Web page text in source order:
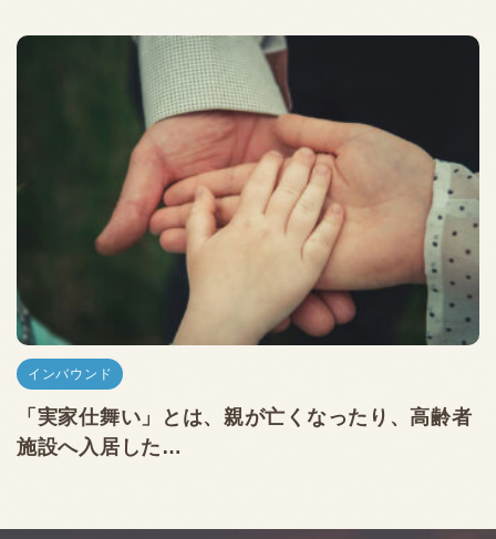
インバウンド
「実家仕舞い」とは、親が亡くなったり、高齢者
施設へ入居した…